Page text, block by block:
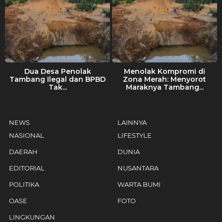
Dua Desa Penolak
Tambang Ilegal dan BPBD
Tak...
Menolak Kompromi di
Zona Merah: Menyorot
Maraknya Tambang...
NEWS
NASIONAL
DAERAH
EDITORIAL
POLITIKA
OASE
LINGKUNGAN
LAINNYA
LIFESTYLE
DUNIA
NUSANTARA
WARTA BUMI
FOTO